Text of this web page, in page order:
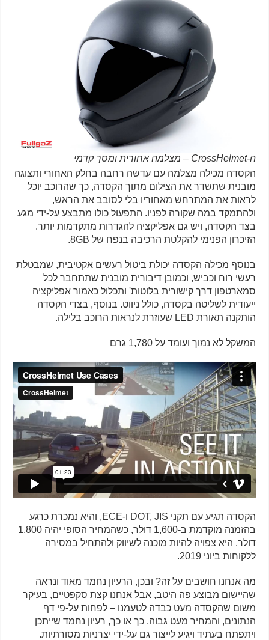
ה-CrossHelmet – מצלמה אחורית ומסך קדמי
הקסדה מכילה מצלמה עם עדשה רחבה בחלק האחורי ותצוגה
מובנית שתשדר את הצילום מתוך הקסדה, כך שהרוכב יוכל
לראות את המתרחש מאחוריו בלי לסובב את הראש,
ולהתמקד במה שקורה לפניו. התפעול כולו מתבצע על-ידי מגע
בצד הקסדה, ויש גם אפליקציה להגדרות מתקדמות יותר.
הזיכרון הפנימי להקלטת הרכיבה בנפח של 8GB.
בנוסף מכילה הקסדה יכולת ביטול רעשים אקטיבית, שמבטלת
רעשי רוח וכביש, וכמובן דיבורית מובנית שתתחבר לכל
סמארטפון דרך קישורית בלוטות' ותכלול כאמור אפליקציה
ייעודית לשליטה בקסדה, כולל ניווט. בנוסף, בצדי הקסדה
הותקנה תאורת LED שעוזרת לנראות הרוכב בלילה.
המשקל לא נמוך ועומד על 1,780 גרם
הקסדה תגיע עם תקני DOT, JIS ו-ECE, והיא נמכרת כרגע
בהזמנה מוקדמת ב-1,600 דולר, כשהמחיר הסופי יהיה 1,800
דולר. היא צפויה להיות מוכנה לשיווק ולהתחיל במסירה
ללקוחות ביוני 2019.
מה אנחנו חושבים על זה? ובכן, הרעיון נחמד מאוד ונראה
שהיישום מבוצע פה היטב, אבל אנחנו קצת סקפטיים, בעיקר
משום שהקסדה מעט כבדה לטעמנו – לפחות על-פי דף
הנתונים, והמחיר מעט גבוה. כך או כך, רעיון נחמד שייתכן
ויתפתח בעתיד ויגיע לייצור גם על-ידי יצרניות מסורתיות.